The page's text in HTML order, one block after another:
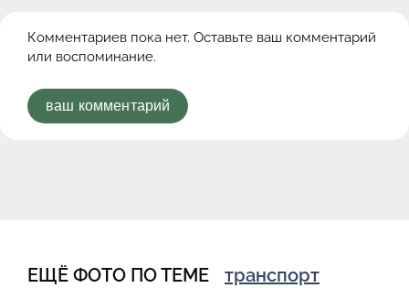
Комментариев пока нет. Оставьте ваш комментарий
или воспоминание.
ваш комментарий
ЕЩЁ ФОТО ПО ТЕМЕ транспорт